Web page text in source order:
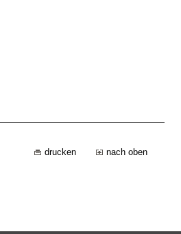
drucken nach oben